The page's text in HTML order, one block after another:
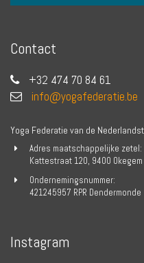
Contact
+32 474 70 84 61
info@yogafederatie.be
Yoga Federatie van de
Adres maatschappelijke zetel:
Kattestraat 120, 9400
Ondernemingsnummer:
421245957 RPR Dendermonde
Instagram